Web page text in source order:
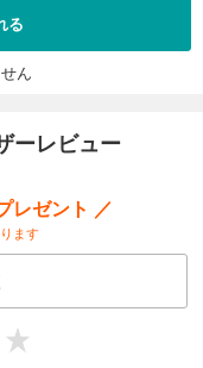
る
ん
ーレビュー
レゼント ／
ます